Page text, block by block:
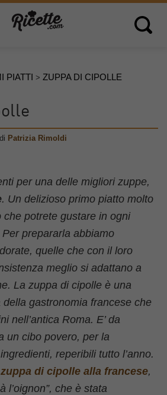
Open
PIATTI > ZUPPA DI CIPOLLE
di Patrizia Rimoldi
per una delle migliori zuppe,
. Un delizioso primo piatto molto
che potrete gustare in ogni
Per prepararla abbiamo
quelle che con il loro
meglio si adattano a
La zuppa di cipolle è una
gastronomia francese che
nell’antica Roma. E’ da
un cibo povero, per la
reperibili tutto l’anno.
zuppa di cipolle alla francese,
l’oignon”, che è stata